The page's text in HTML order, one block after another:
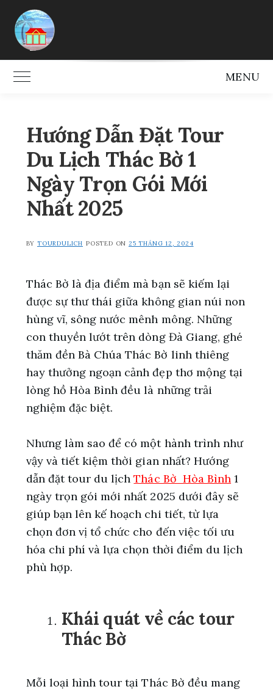
content
Toggle Main Menu MENU
Hướng Dẫn Đặt Tour
Du Lịch Thác Bờ 1
Ngày Trọn Gói Mới
Nhất 2025
BY TOURDULICH POSTED ON 25 THÁNG 12, 2024
Thác Bờ là địa điểm mà bạn sẽ kiếm lại
được sự thư thái giữa không gian núi non
hùng vĩ, sông nước mênh mông. Những
con thuyền lướt trên dòng Đà Giang, ghé
thăm đền Bà Chúa Thác Bờ linh thiêng
hay thưởng ngoạn cảnh đẹp thơ mộng tại
lòng hồ Hòa Bình đều là những trải
nghiệm đặc biệt.
Nhưng làm sao để có một hành trình như
vậy và tiết kiệm thời gian nhất? Hướng
dẫn đặt tour du lịchThác Bờ Hòa Bình 1
ngày trọn gói mới nhất 2025 dưới đây sẽ
giúp bạn lên kế hoạch chi tiết, từ lựa
chọn đơn vị tổ chức cho đến việc tối ưu
hóa chi phí và lựa chọn thời điểm du lịch
phù hợp.
Khái quát về các tour
Thác Bờ
Mỗi loại hình tour tại Thác Bờ đều mang